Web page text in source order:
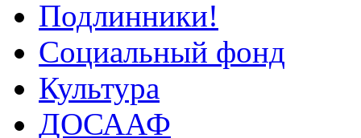
Подлинники!
Социальный фонд
Культура
ДОСААФ